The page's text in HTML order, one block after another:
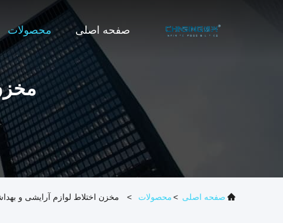
صفحه اصلی محصولات
صفحه اصلی >محصولات > مخزن اختلاط لوازم آرایشی و